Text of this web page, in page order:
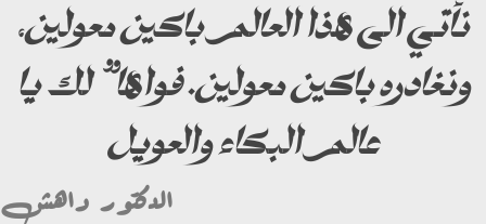
نأتي الى هذا العالم باكين معولين،
ونغادره باكين معولين. فواها” لك يا
عالم البكاء والعويل
الدكتور داهش